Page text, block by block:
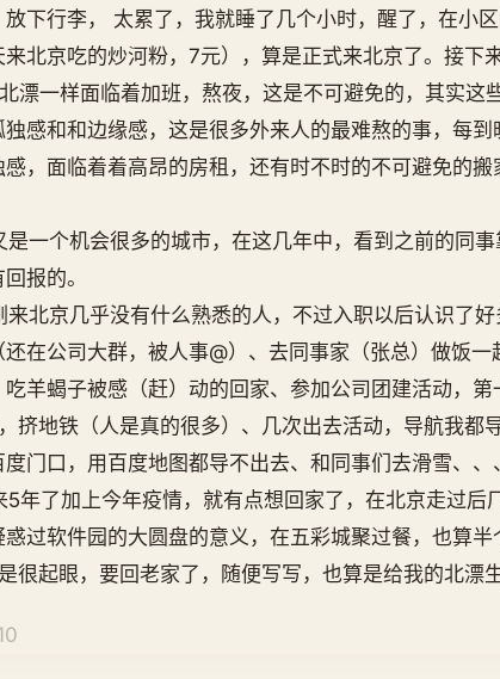
放下行李， 太累了，我就睡了几个小时，醒了，在小
北京吃的炒河粉，7元），算是正式来北京了。接下
样面临着加班，熬夜，这是不可避免的，其实这
感和和边缘感，这是很多外来人的最难熬的事，每到
，面临着着高昂的房租，还有时不时的不可避免的
个机会很多的城市，在这几年中，看到之前的同事
报的。
京几乎没有什么熟悉的人，不过入职以后认识了好
在公司大群，被人事@）、去同事家（张总）做饭
羊蝎子被感（赶）动的回家、参加公司团建活动，
挤地铁（人是真的很多）、几次出去活动，导航我都
门口，用百度地图都导不出去、和同事们去滑雪、、
了加上今年疫情，就有点想回家了，在北京走过后
过软件园的大圆盘的意义，在五彩城聚过餐，也算半
起眼，要回老家了，随便写写，也算是给我的北漂生